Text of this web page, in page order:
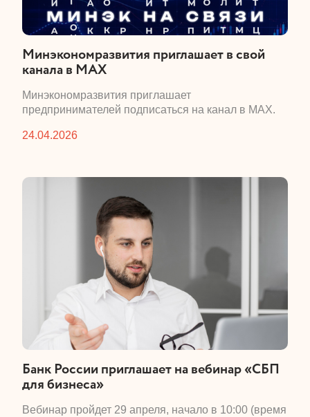
​Минэкономразвития приглашает в свой
канала в MAX
​Минэкономразвития приглашает
предпринимателей подписаться на канал в MAX.
24.04.2026
​Банк России приглашает на вебинар «СБП
для бизнеса»
​Вебинар пройдет 29 апреля, начало в 10:00 (время